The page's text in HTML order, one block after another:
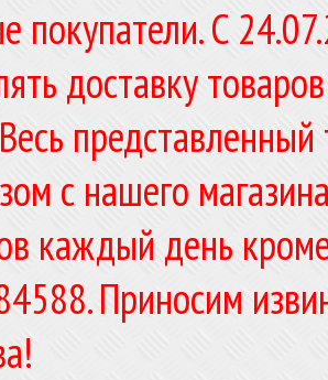
покупатели. C
доставку
с нашего
каждый день
Приносим